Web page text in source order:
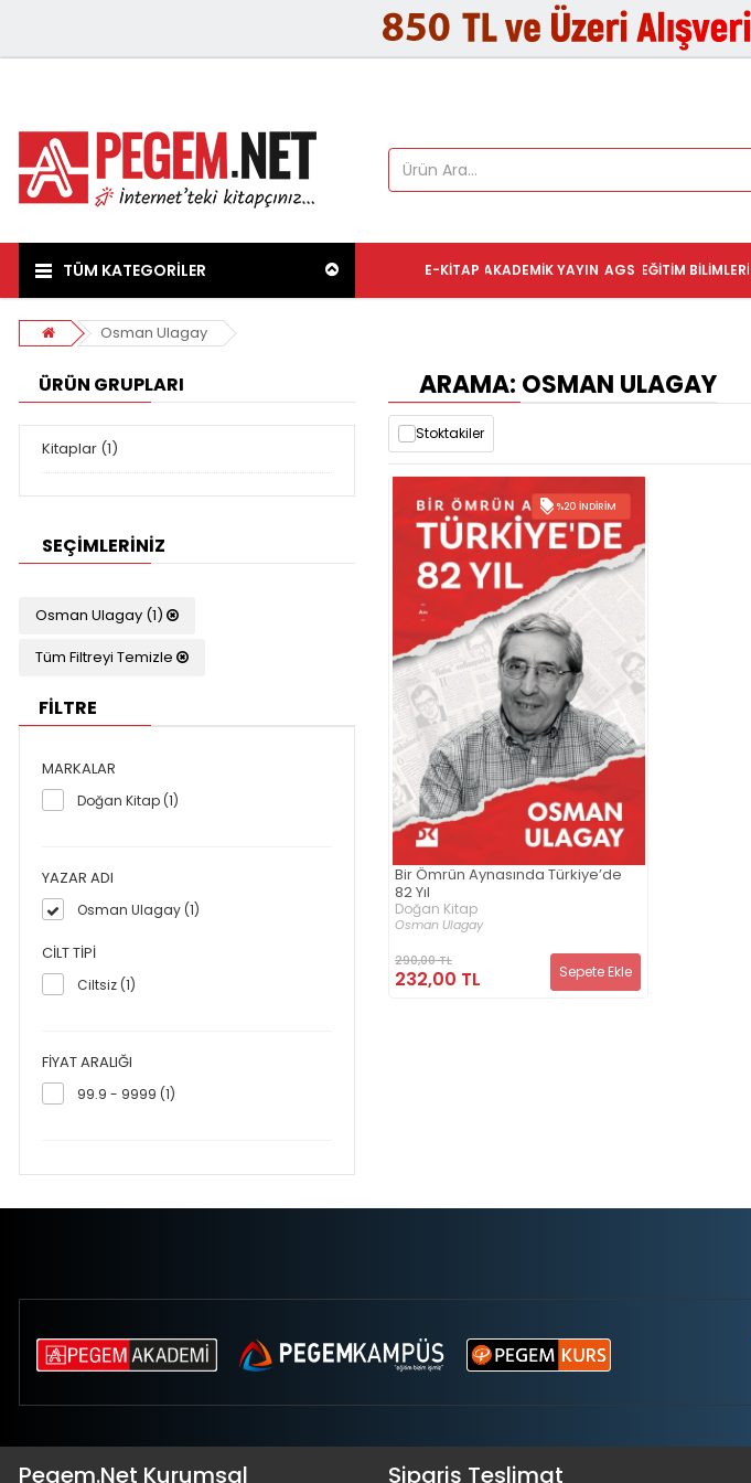
TÜM KATEGORİLER EĞITIM BILIMLERI
AGS
AKADEMIK YAYIN
E-KITAP
Osman Ulagay
ÜRÜN GRUPLARI
Kitaplar (1)
SEÇIMLERINIZ
Osman Ulagay (1)
Tüm Filtreyi Temizle
FİLTRE
MARKALAR
Doğan Kitap (1)
YAZAR ADI
Osman Ulagay (1)
CILT TIPI
Ciltsiz (1)
FIYAT ARALIĞI
99.9 - 9999 (1)
ARAMA: OSMAN ULAGAY
Stoktakiler
%20 İNDIRIM
Bir Ömrün Aynasında Türkiye’de
82 Yıl
Doğan Kitap
Osman Ulagay
290,00 TL
232,00 TL Sepete Ekle
Pegem.Net Kurumsal Sipariş Teslimat